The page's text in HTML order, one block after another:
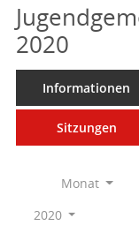
2020
Informationen
Sitzungen
Monat
2020